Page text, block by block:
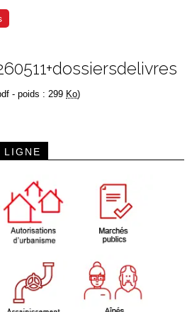
- poids : 299 Ko)
LIGNE